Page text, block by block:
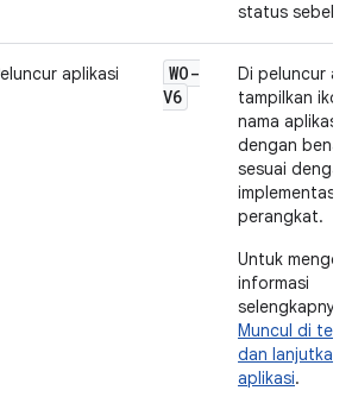
status
aplikasi
WO-
V6
Di peluncur
tampilkan
nama aplikasi
dengan benar,
sesuai dengan
implementasi
perangkat.
Untuk
informasi
Muncul di
dan lanjutkan
aplikasi.